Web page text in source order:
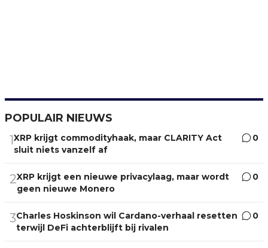
POPULAIR NIEUWS
1XRP krijgt commodityhaak, maar CLARITY Act
sluit niets vanzelf af
0
2XRP krijgt een nieuwe privacylaag, maar wordt
geen nieuwe Monero
0
3Charles Hoskinson wil Cardano-verhaal resetten
terwijl DeFi achterblijft bij rivalen
0